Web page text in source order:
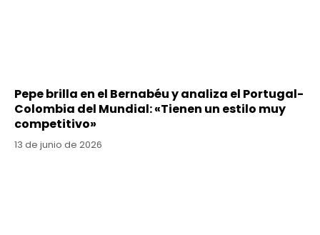
Pepe brilla en el Bernabéu y analiza el Portugal-
Colombia del Mundial: «Tienen un estilo muy
competitivo»
13 de junio de 2026